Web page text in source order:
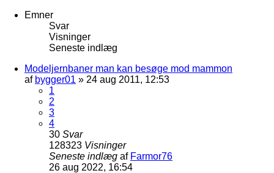
Emner
Svar
Visninger
Seneste indlæg
Modeljernbaner man kan besøge mod mammon
af bygger01 » 24 aug 2011, 12:53
1
2
3
4
30 Svar
128323 Visninger
Seneste indlæg af Farmor76
26 aug 2022, 16:54